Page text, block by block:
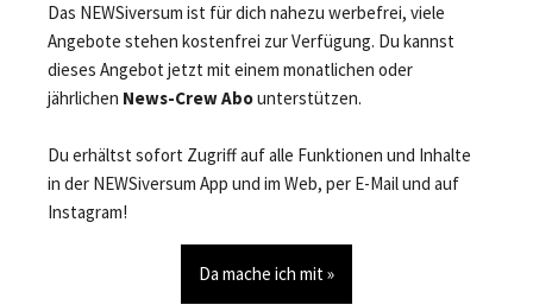
Das NEWSiversum ist für dich nahezu werbefrei, viele
Angebote stehen kostenfrei zur Verfügung. Du kannst
dieses Angebot jetzt mit einem monatlichen oder
jährlichen News-Crew Abounterstützen.
Du erhältst sofort Zugriff auf alle Funktionen und Inhalte
in der NEWSiversum App und im Web, per E-Mail und auf
Instagram!
Da mache ich mit »